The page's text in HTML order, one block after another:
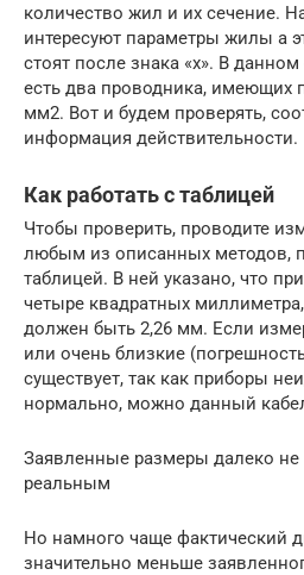
количество жил и их сечение.
интересуют параметры жилы а
стоят после знака «х». В
есть два проводника, имеющих
мм2. Вот и будем проверять,
информация действительности.
Как работать с таблицей
Чтобы проверить, проводите
любым из описанных методов,
таблицей. В ней указано, что
четыре квадратных
должен быть 2,26 мм. Если
или очень близкие
существует, так как приборы
нормально, можно данный
Заявленные размеры далеко не
реальным
Но намного чаще фактический
значительно меньше